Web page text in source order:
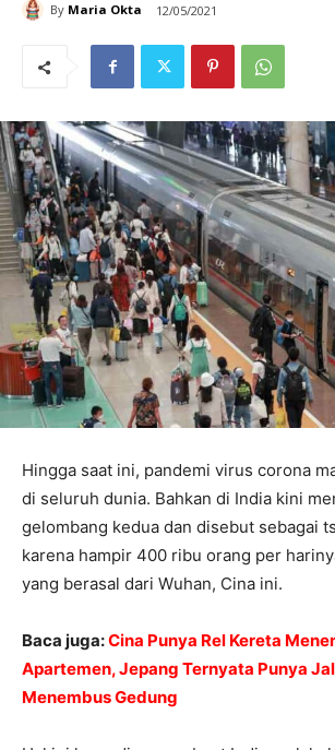
By Maria Okta 12/05/2021
Hingga saat ini, pandemi virus corona
di seluruh dunia. Bahkan di India kini
gelombang kedua dan disebut sebagai
karena hampir 400 ribu orang per
yang berasal dari Wuhan, Cina ini.
Baca juga:Cina Punya Rel Kereta
Apartemen, Jepang Ternyata Punya
Menembus Gedung